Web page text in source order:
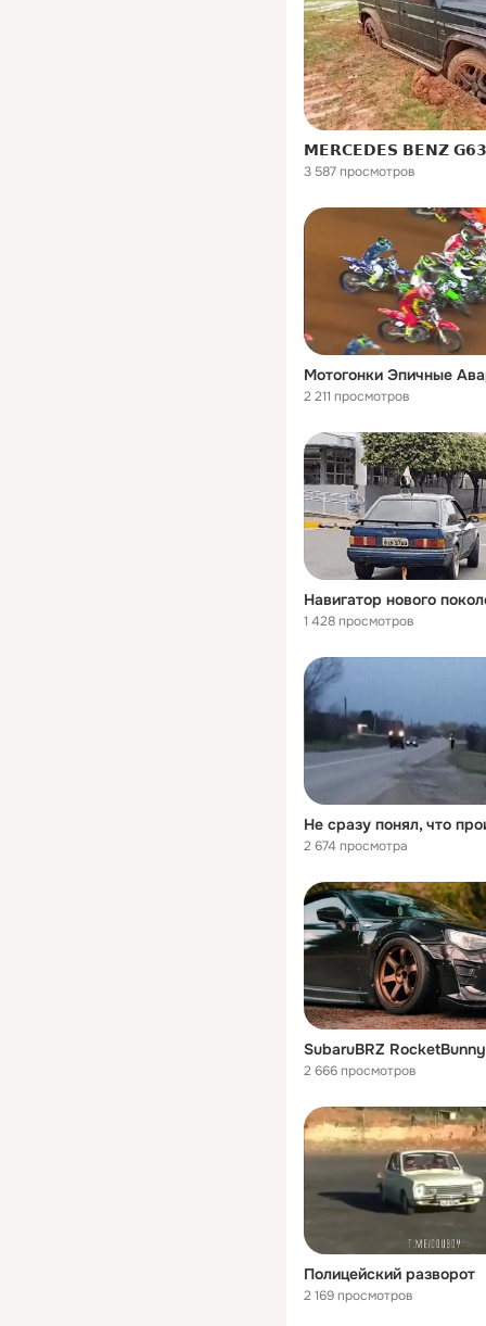
𝗠𝗘𝗥𝗖𝗘𝗗𝗘𝗦 𝗕𝗘𝗡𝗭
3 587 просмотров
2 211 просмотров
Навигатор нового
1 428 просмотров
Не сразу понял, что
2 674 просмотра
SubaruBRZ RocketBunny
2 666 просмотров
Полицейский разворот
2 169 просмотров